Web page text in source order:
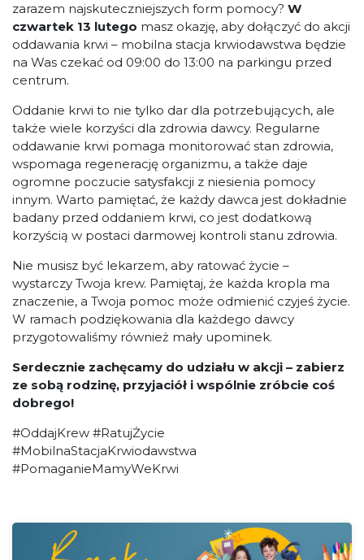
zarazem najskuteczniejszych form pomocy? W
czwartek 13 lutego masz okazję, aby dołączyć do akcji
oddawania krwi – mobilna stacja krwiodawstwa będzie
na Was czekać od 09:00 do 13:00 na parkingu przed
centrum.
Oddanie krwi to nie tylko dar dla potrzebujących, ale
także wiele korzyści dla zdrowia dawcy. Regularne
oddawanie krwi pomaga monitorować stan zdrowia,
wspomaga regenerację organizmu, a także daje
ogromne poczucie satysfakcji z niesienia pomocy
innym. Warto pamiętać, że każdy dawca jest dokładnie
badany przed oddaniem krwi, co jest dodatkową
korzyścią w postaci darmowej kontroli stanu zdrowia.
Nie musisz być lekarzem, aby ratować życie –
wystarczy Twoja krew. Pamiętaj, że każda kropla ma
znaczenie, a Twoja pomoc może odmienić czyjeś życie.
W ramach podziękowania dla każdego dawcy
przygotowaliśmy również mały upominek.
Serdecznie zachęcamy do udziału w akcji – zabierz
ze sobą rodzinę, przyjaciół i wspólnie zróbcie coś
dobrego!
#OddajKrew #RatujŻycie
#MobilnaStacjaKrwiodawstwa
#PomaganieMamyWeKrwi